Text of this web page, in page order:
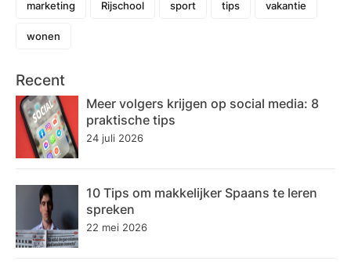
marketing Rijschool sport tips vakantie
wonen
Recent
Meer volgers krijgen op social media: 8
praktische tips
24 juli 2026
10 Tips om makkelijker Spaans te leren
spreken
22 mei 2026